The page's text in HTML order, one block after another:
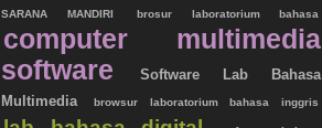
SARANA MANDIRI brosur laboratorium bahasa
computer multimedia
software
Software Lab Bahasa
Multimedia
browsur laboratorium bahasa inggris